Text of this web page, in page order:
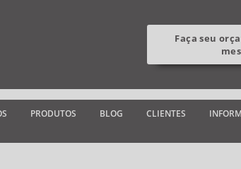
Faça seu
PRODUTOS BLOG CLIENTES